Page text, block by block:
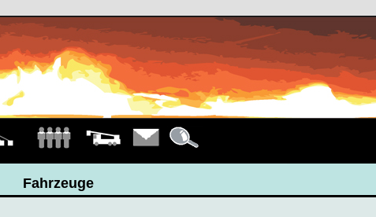
Fahrzeuge